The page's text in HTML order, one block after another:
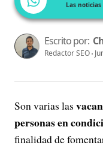
Las
Escrito por:
Redactor SEO
Son varias las
personas en
finalidad de